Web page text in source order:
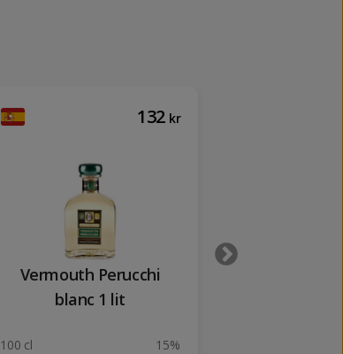
132 kr
Vermouth Perucchi
blanc 1 lit
100 cl 15%